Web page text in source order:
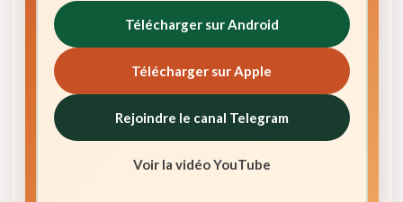
Télécharger sur Android
Télécharger sur Apple
Rejoindre le canal Telegram
Voir la vidéo YouTube